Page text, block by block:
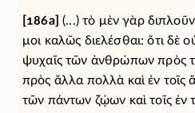
[186a] (...) τὸ μὲν γὰρ
μοι καλῶς διελέσθαι: ὅτι δὲ
ψυχαῖς τῶν ἀνθρώπων πρὸς
πρὸς ἄλλα πολλὰ καὶ ἐν τοῖς
τῶν πάντων ζῴων καὶ τοῖς ἐν